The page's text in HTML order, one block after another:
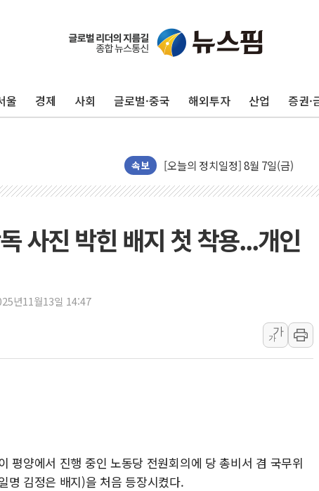
울 경제 사회 글로벌·중국 해외투자 산업 증권·
속보
이란, 오만과 호르무즈 해협 재개
[민주 당권주자 일정] 송영길·정청
[오늘의 정치일정] 8월 7일(금)
[오늘의 국회일정] 상임위·세미나·
유럽증시, 견조한 실적 소화하며
리투아니아 국방 "러, 우크라 드
구광모, 내주 실리콘밸리서 젠슨
뉴욕증시 개장 전 특징주...모더
김정관 장관 "영업이익 N% 성과
뉴욕증시 프리뷰, 미 주가선물 AI
청와대, 북한 단거리 탄도미사일 발
금값 7주 만에 최고…美 고용 둔화
[인도증시] 중동 긴장 완화에 실적
'월가의 황제' 다이먼 "금융시장 레
양주 섬유염색공장서 화재 1명 중
사진 박힌 배지 첫 착용...개인
년11월13일 14:47
가
가
평양에서 진행 중인 노동당 전원회의에 당 총비서 겸 국무위
명 김정은 배지)을 처음 등장시켰다.